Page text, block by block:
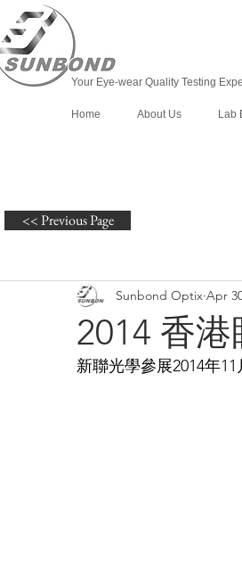
Your Eye-wear Quality Testing
Home About Us Lab
2014 香
Sunbond Optix Apr
新聯光學參展2014年
<< Previous Page